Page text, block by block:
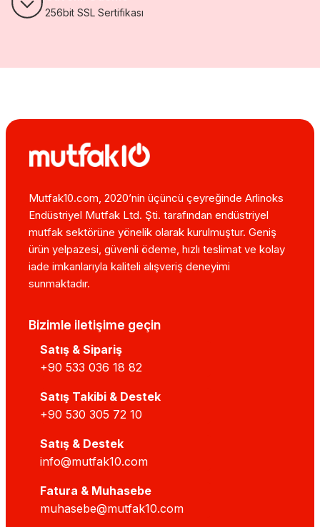
256bit SSL Sertifikası
Mutfak10.com, 2020’nin üçüncü çeyreğinde Arlinoks
Endüstriyel Mutfak Ltd. Şti. tarafından endüstriyel
mutfak sektörüne yönelik olarak kurulmuştur. Geniş
ürün yelpazesi, güvenli ödeme, hızlı teslimat ve kolay
iade imkanlarıyla kaliteli alışveriş deneyimi
sunmaktadır.
Bizimle iletişime geçin
Satış & Sipariş
+90 533 036 18 82
Satış Takibi & Destek
+90 530 305 72 10
Satış & Destek
info@mutfak10.com
Fatura & Muhasebe
muhasebe@mutfak10.com